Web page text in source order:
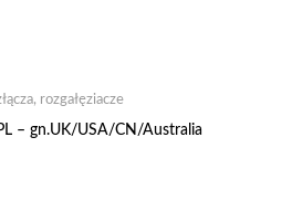
rozgałęziacze
– gn.UK/USA/CN/Australia